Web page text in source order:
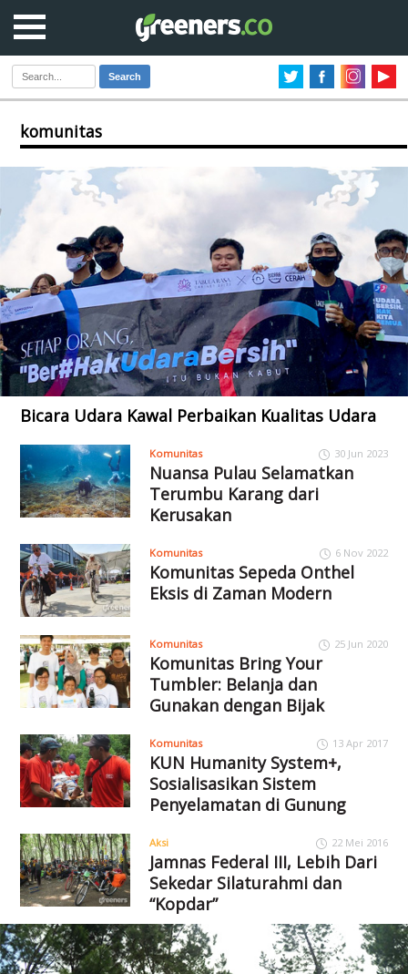
Search
komunitas
Bicara Udara Kawal Perbaikan Kualitas Udara
Komunitas 30 Jun 2023
Nuansa Pulau Selamatkan
Terumbu Karang dari
Kerusakan
Komunitas 6 Nov 2022
Komunitas Sepeda Onthel
Eksis di Zaman Modern
Komunitas 25 Jun 2020
Komunitas Bring Your
Tumbler: Belanja dan
Gunakan dengan Bijak
Komunitas 13 Apr 2017
KUN Humanity System+,
Sosialisasikan Sistem
Penyelamatan di Gunung
Aksi 22 Mei 2016
Jamnas Federal III, Lebih Dari
Sekedar Silaturahmi dan
“Kopdar”